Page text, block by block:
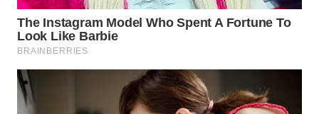
WAHANANEWS
NET